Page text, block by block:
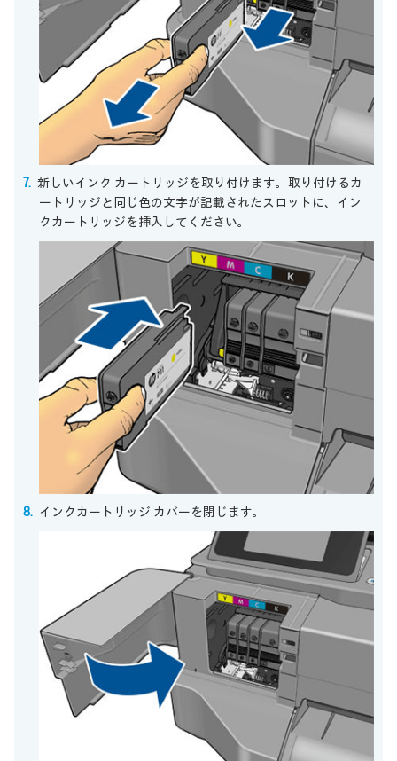
新しいインク カートリッジを取り付けます。取り付けるカ
ートリッジと同じ色の文字が記載されたスロットに、イン
クカートリッジを挿入してください。
インクカートリッジ カバーを閉じます。